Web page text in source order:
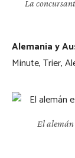
La
Alemania y
Minute, Trier,
El